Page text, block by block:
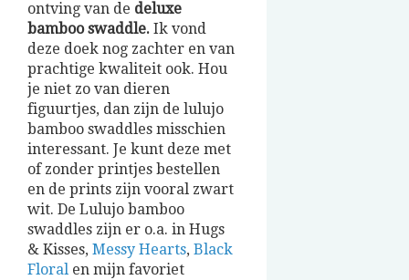
ontving van de deluxe
bamboo swaddle. Ik vond
deze doek nog zachter en van
prachtige kwaliteit ook. Hou
je niet zo van dieren
figuurtjes, dan zijn de lulujo
bamboo swaddles misschien
interessant. Je kunt deze met
of zonder printjes bestellen
en de prints zijn vooral zwart
wit. De Lulujo bamboo
swaddles zijn er o.a. in Hugs
& Kisses, Messy Hearts, Black
Floral en mijn favoriet